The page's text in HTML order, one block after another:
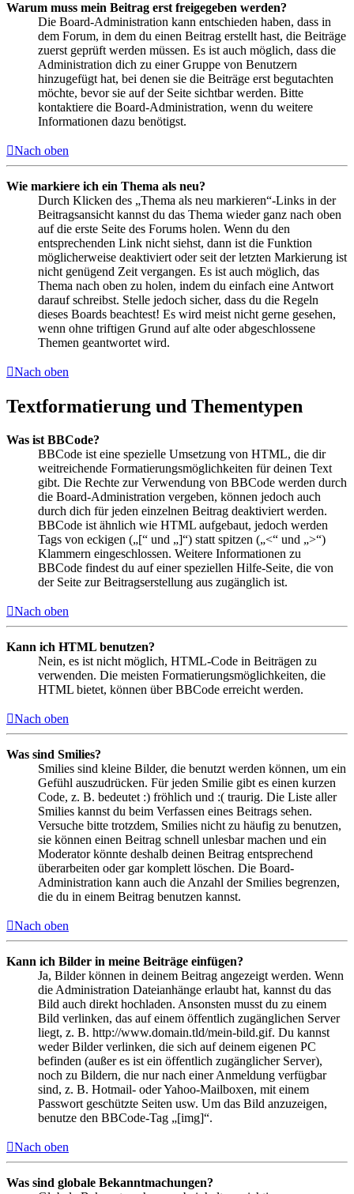
Warum muss mein Beitrag erst freigegeben werden?
Die Board-Administration kann entschieden haben, dass in
dem Forum, in dem du einen Beitrag erstellt hast, die Beiträge
zuerst geprüft werden müssen. Es ist auch möglich, dass die
Administration dich zu einer Gruppe von Benutzern
hinzugefügt hat, bei denen sie die Beiträge erst begutachten
möchte, bevor sie auf der Seite sichtbar werden. Bitte
kontaktiere die Board-Administration, wenn du weitere
Informationen dazu benötigst.
Nach oben
Wie markiere ich ein Thema als neu?
Durch Klicken des „Thema als neu markieren“-Links in der
Beitragsansicht kannst du das Thema wieder ganz nach oben
auf die erste Seite des Forums holen. Wenn du den
entsprechenden Link nicht siehst, dann ist die Funktion
möglicherweise deaktiviert oder seit der letzten Markierung ist
nicht genügend Zeit vergangen. Es ist auch möglich, das
Thema nach oben zu holen, indem du einfach eine Antwort
darauf schreibst. Stelle jedoch sicher, dass du die Regeln
dieses Boards beachtest! Es wird meist nicht gerne gesehen,
wenn ohne triftigen Grund auf alte oder abgeschlossene
Themen geantwortet wird.
Nach oben
Textformatierung und Thementypen
Was ist BBCode?
BBCode ist eine spezielle Umsetzung von HTML, die dir
weitreichende Formatierungsmöglichkeiten für deinen Text
gibt. Die Rechte zur Verwendung von BBCode werden durch
die Board-Administration vergeben, können jedoch auch
durch dich für jeden einzelnen Beitrag deaktiviert werden.
BBCode ist ähnlich wie HTML aufgebaut, jedoch werden
Tags von eckigen („[“ und „]“) statt spitzen („<“ und „>“)
Klammern eingeschlossen. Weitere Informationen zu
BBCode findest du auf einer speziellen Hilfe-Seite, die von
der Seite zur Beitragserstellung aus zugänglich ist.
Nach oben
Kann ich HTML benutzen?
Nein, es ist nicht möglich, HTML-Code in Beiträgen zu
verwenden. Die meisten Formatierungsmöglichkeiten, die
HTML bietet, können über BBCode erreicht werden.
Nach oben
Was sind Smilies?
Smilies sind kleine Bilder, die benutzt werden können, um ein
Gefühl auszudrücken. Für jeden Smilie gibt es einen kurzen
Code, z. B. bedeutet :) fröhlich und :( traurig. Die Liste aller
Smilies kannst du beim Verfassen eines Beitrags sehen.
Versuche bitte trotzdem, Smilies nicht zu häufig zu benutzen,
sie können einen Beitrag schnell unlesbar machen und ein
Moderator könnte deshalb deinen Beitrag entsprechend
überarbeiten oder gar komplett löschen. Die Board-
Administration kann auch die Anzahl der Smilies begrenzen,
die du in einem Beitrag benutzen kannst.
Nach oben
Kann ich Bilder in meine Beiträge einfügen?
Ja, Bilder können in deinem Beitrag angezeigt werden. Wenn
die Administration Dateianhänge erlaubt hat, kannst du das
Bild auch direkt hochladen. Ansonsten musst du zu einem
Bild verlinken, das auf einem öffentlich zugänglichen Server
liegt, z. B. http://www.domain.tld/mein-bild.gif. Du kannst
weder Bilder verlinken, die sich auf deinem eigenen PC
befinden (außer es ist ein öffentlich zugänglicher Server),
noch zu Bildern, die nur nach einer Anmeldung verfügbar
sind, z. B. Hotmail- oder Yahoo-Mailboxen, mit einem
Passwort geschützte Seiten usw. Um das Bild anzuzeigen,
benutze den BBCode-Tag „[img]“.
Nach oben
Was sind globale Bekanntmachungen?